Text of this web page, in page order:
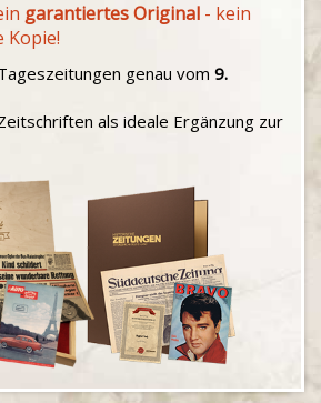
garantiertes Original - kein
Kopie!
genau vom 9.
als ideale Ergänzung zur